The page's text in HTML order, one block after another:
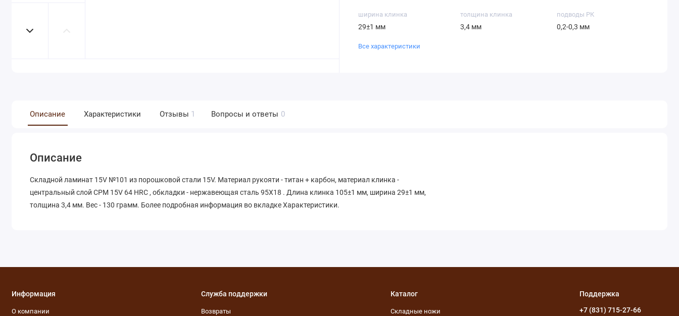
ширина клинка
29±1 мм
толщина клинка
3,4 мм
подводы РК
0,2-0,3 мм
Все характеристики
Описание Характеристики Отзывы 1 Вопросы и ответы 0
Описание
Складной ламинат 15V №101 из порошковой стали 15V. Материал рукояти - титан + карбон, материал клинка -
центральный слой CPM 15V 64 HRC , обкладки - нержавеющая сталь 95Х18 . Длина клинка 105±1 мм, ширина 29±1 мм,
толщина 3,4 мм. Вес - 130 грамм. Более подробная информация во вкладке Характеристики.
Информация
О компании
Служба поддержки
Возвраты
Каталог
Складные ножи
Поддержка
+7 (831) 715-27-66